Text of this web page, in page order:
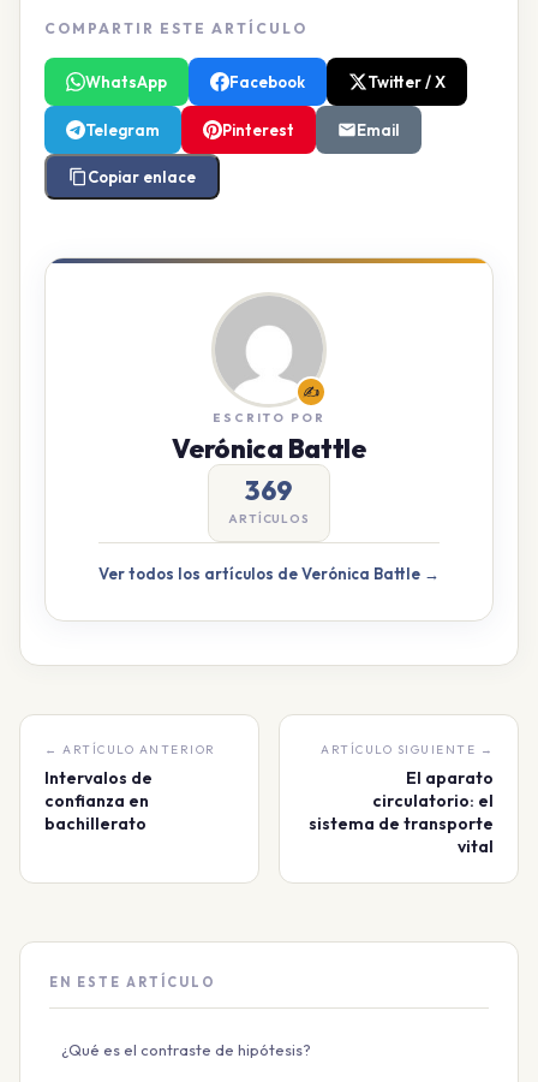
COMPARTIR ESTE ARTÍCULO
WhatsApp Facebook Twitter / X
Telegram Pinterest Email
Copiar enlace
✍️
ESCRITO POR
Verónica Battle
369
ARTÍCULOS
Ver todos los artículos de Verónica Battle →
← ARTÍCULO ANTERIOR
Intervalos de
confianza en
bachillerato
ARTÍCULO SIGUIENTE →
El aparato
circulatorio: el
sistema de transporte
vital
EN ESTE ARTÍCULO
¿Qué es el contraste de hipótesis?